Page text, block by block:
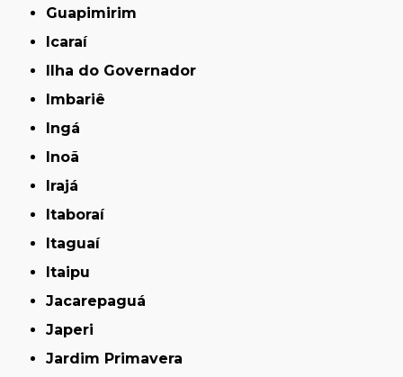
Guapimirim
Icaraí
Ilha do Governador
Imbariê
Ingá
Inoã
Irajá
Itaboraí
Itaguaí
Itaipu
Jacarepaguá
Japeri
Jardim Primavera